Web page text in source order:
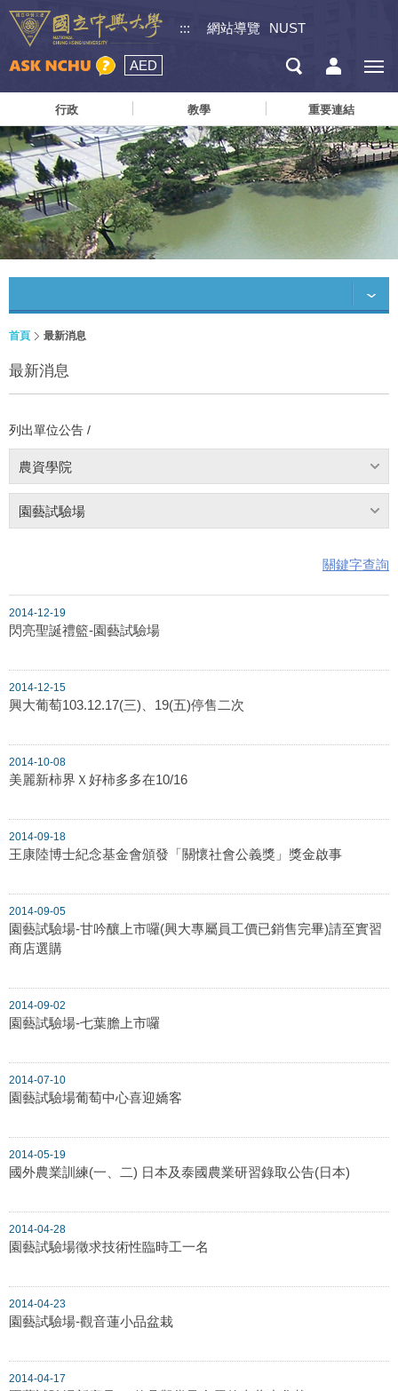
::: 網站導覽 NUST
AED
行政 教學 重要連結
首頁 最新消息
最新消息
列出單位公告 /
農資學院
園藝試驗場
關鍵字查詢
2014-12-19
閃亮聖誕禮籃-園藝試驗場
2014-12-15
興大葡萄103.12.17(三)、19(五)停售二次
2014-10-08
美麗新柿界Ｘ好柿多多在10/16
2014-09-18
王康陸博士紀念基金會頒發「關懷社會公義獎」獎金啟事
2014-09-05
園藝試驗場-甘吟釀上市囉(興大專屬員工價已銷售完畢)請至實習
商店選購
2014-09-02
園藝試驗場-七葉膽上市囉
2014-07-10
園藝試驗場葡萄中心喜迎嬌客
2014-05-19
國外農業訓練(一、二) 日本及泰國農業研習錄取公告(日本)
2014-04-28
園藝試驗場徵求技術性臨時工一名
2014-04-23
園藝試驗場-觀音蓮小品盆栽
2014-04-17